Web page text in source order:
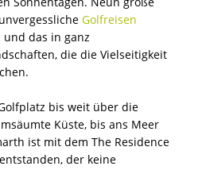
Golfreisen
das in ganz
die die Vielseitigkeit
bis weit über die
Küste, bis ans Meer
ist mit dem The Residence
der keine